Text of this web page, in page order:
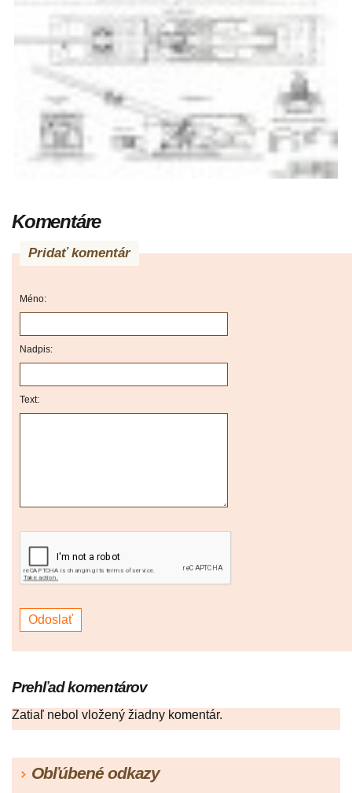
Komentáre
Pridať komentár
Méno:
Nadpis:
Text:
Prehľad komentárov
Zatiaľ nebol vložený žiadny komentár.
Obľúbené odkazy